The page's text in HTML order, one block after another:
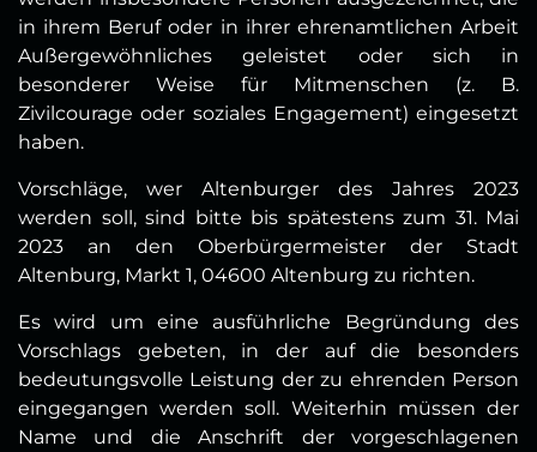
in ihrem Beruf oder in ihrer ehrenamtlichen Arbeit
Außergewöhnliches geleistet oder sich in
besonderer Weise für Mitmenschen (z. B.
Zivilcourage oder soziales Engagement) eingesetzt
haben.
Vorschläge, wer Altenburger des Jahres 2023
werden soll, sind bitte bis spätestens zum 31. Mai
2023 an den Oberbürgermeister der Stadt
Altenburg, Markt 1, 04600 Altenburg zu richten.
Es wird um eine ausführliche Begründung des
Vorschlags gebeten, in der auf die besonders
bedeutungsvolle Leistung der zu ehrenden Person
eingegangen werden soll. Weiterhin müssen der
Name und die Anschrift der vorgeschlagenen